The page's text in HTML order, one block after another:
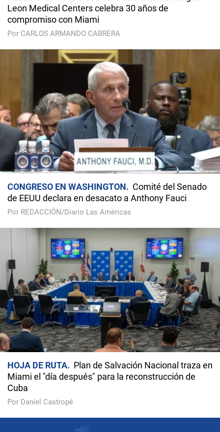
Leon Medical Centers celebra 30 años de
compromiso con Miami
Por CARLOS ARMANDO CABRERA
CONGRESO EN WASHINGTON
Comité del Senado
de EEUU declara en desacato a Anthony Fauci
Por REDACCIÓN/Diario Las Américas
HOJA DE RUTA
Plan de Salvación Nacional traza en
Miami el "día después" para la reconstrucción de
Cuba
Por Daniel Castropé